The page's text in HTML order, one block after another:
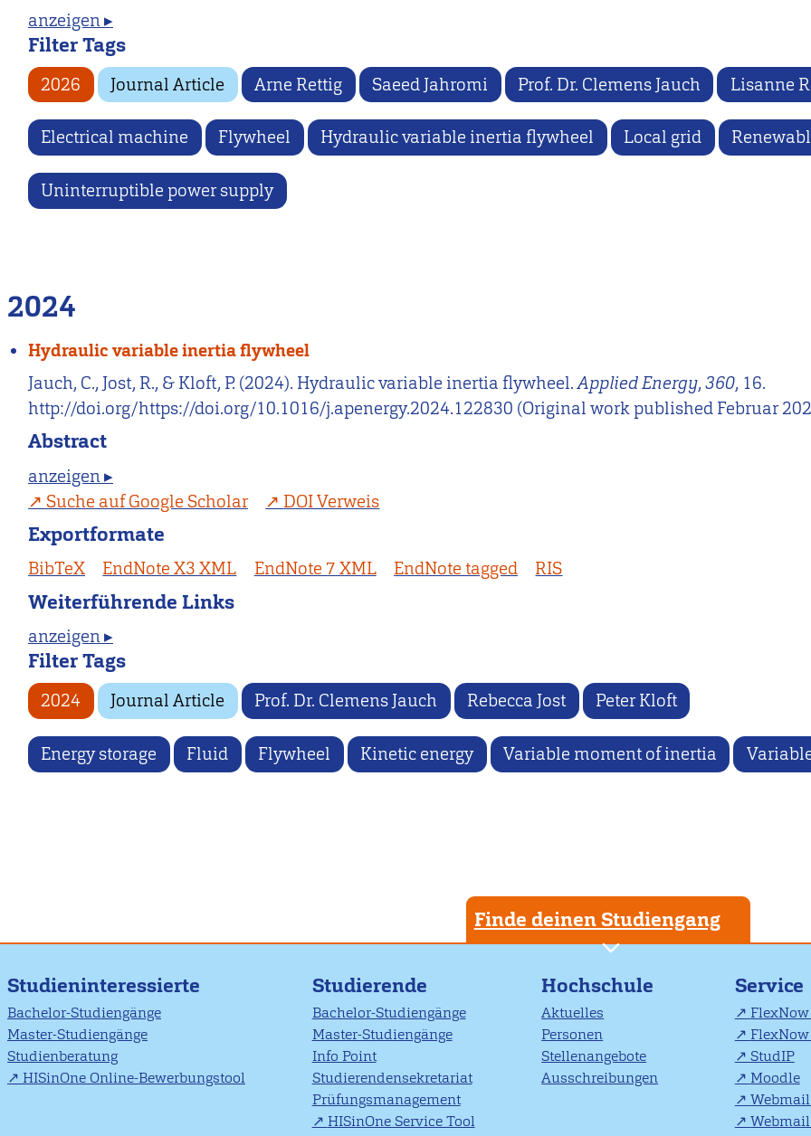
anzeigen ▸
Filter Tags
2026 Journal Article Arne Rettig Saeed Jahromi Prof. Dr. Clemens Jauch Lisanne
Electrical machine Flywheel Hydraulic variable inertia flywheel Local grid
Uninterruptible power supply
2024
Hydraulic variable inertia flywheel
Jauch, C., Jost, R., & Kloft, P. (2024). Hydraulic variable inertia flywheel.Applied Energy,360, 16.
http://doi.org/https://doi.org/10.1016/j.apenergy.2024.122830 (Original work published Februar
Abstract
anzeigen ▸
Suche auf Google Scholar
DOI Verweis
Exportformate
BibTeX EndNote X3 XML EndNote 7 XML EndNote tagged RIS
Weiterführende Links
anzeigen ▸
Filter Tags
2024 Journal Article Prof. Dr. Clemens Jauch Rebecca Jost Peter Kloft
Energy storage Fluid Flywheel Kinetic energy Variable moment of inertia
Finde deinen Studiengang
Studieninteressierte
Bachelor-Studiengänge
Master-Studiengänge
Studienberatung
HISinOne Online-Bewerbungstool
Studierende
Bachelor-Studiengänge
Master-Studiengänge
Info Point
Studierendensekretariat
Prüfungsmanagement
HISinOne Service Tool
Hochschule
Aktuelles
Personen
Stellenangebote
Ausschreibungen
Service
StudIP
Moodle